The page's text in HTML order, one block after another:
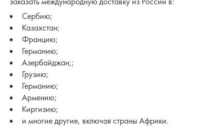
Сербию;
Казахстан;
Францию;
Германию;
Азербайджан;;
Грузию;
Германию;
Армению;
Киргизию;
и многие другие, включая страны Африки.